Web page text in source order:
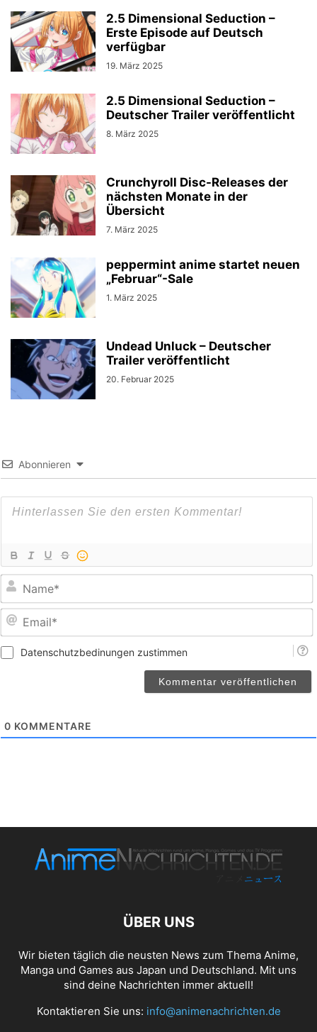
2.5 Dimensional Seduction –
Erste Episode auf Deutsch
verfügbar
19. März 2025
2.5 Dimensional Seduction –
Deutscher Trailer veröffentlicht
8. März 2025
Crunchyroll Disc-Releases der
nächsten Monate in der
Übersicht
7. März 2025
peppermint anime startet neuen
„Februar“-Sale
1. März 2025
Undead Unluck – Deutscher
Trailer veröffentlicht
20. Februar 2025
Abonnieren
Datenschutzbedinungen zustimmen
0 KOMMENTARE
ÜBER UNS
Wir bieten täglich die neusten News zum Thema Anime,
Manga und Games aus Japan und Deutschland. Mit uns
sind deine Nachrichten immer aktuell!
Kontaktieren Sie uns: info@animenachrichten.de